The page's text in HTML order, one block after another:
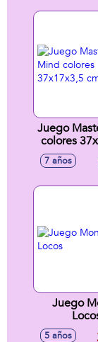
Juego
colores
7 años
Juego
5 años